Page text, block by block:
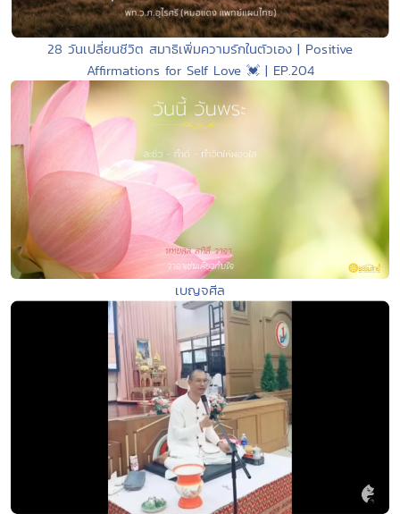
28 วันเปลี่ยนชีวิต สมาธิเพิ่มความรักในตัวเอง | Positive
Affirmations for Self Love 💓 | EP.204
เบญจศีล